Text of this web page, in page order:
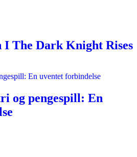
I The Dark Knight Rises
og pengespill: En